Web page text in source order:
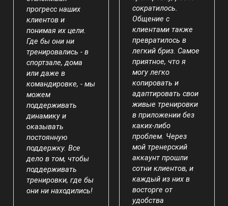
прогресс наших
клиентов и
понимая их цели.
Где бы они ни
тренировались - в
спортзале, дома
или даже в
командировке, - мы
можем
поддерживать
динамику и
оказывать
постоянную
поддержку. Все
дело в том, чтобы
поддерживать
тренировки, где бы
они ни находились!
сократилось.
Общение с
клиентами также
превратилось в
легкий бриз. Самое
приятное, что я
могу легко
копировать и
адаптировать свои
живые тренировки
в приложении без
каких-либо
проблем. Через
мой тренерский
аккаунт прошли
сотни клиентов, и
каждый из них в
восторге от
удобства